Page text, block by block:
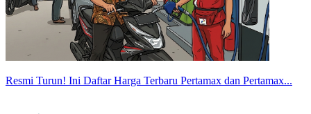
Resmi Turun! Ini Daftar Harga Terbaru Pertamax dan Pertamax...